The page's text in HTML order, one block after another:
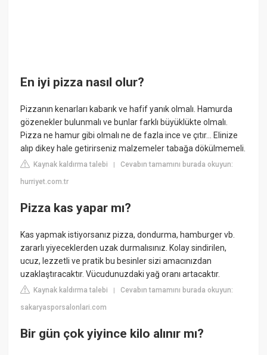
En iyi pizza nasıl olur?
Pizzanın kenarları kabarık ve hafif yanık olmalı. Hamurda
gözenekler bulunmalı ve bunlar farklı büyüklükte olmalı.
Pizza ne hamur gibi olmalı ne de fazla ince ve çıtır... Elinize
alıp dikey hale getirirseniz malzemeler tabağa dökülmemeli.
Kaynak kaldırma talebi |Cevabın tamamını burada okuyun:
hurriyet.com.tr
Pizza kas yapar mı?
Kas yapmak istiyorsanız pizza, dondurma, hamburger vb.
zararlı yiyeceklerden uzak durmalısınız. Kolay sindirilen,
ucuz, lezzetli ve pratik bu besinler sizi amacınızdan
uzaklaştıracaktır. Vücudunuzdaki yağ oranı artacaktır.
Kaynak kaldırma talebi |Cevabın tamamını burada okuyun:
sakaryasporsalonlari.com
Bir gün çok yiyince kilo alınır mı?